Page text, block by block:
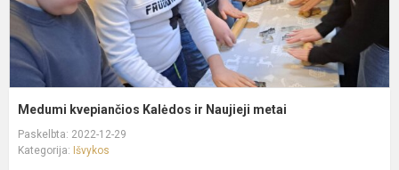
Medumi kvepiančios Kalėdos ir Naujieji metai
Paskelbta: 2022-12-29
Kategorija: Išvykos